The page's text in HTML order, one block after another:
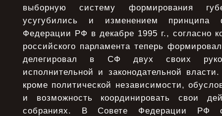
выборную систему формирования
усугубились и изменением принципа
Федерации РФ в декабре 1995 г., согласно
российского парламента теперь
делегировал в СФ двух своих
исполнительной и законодательной
кроме политической независимости,
и возможность координировать свои
собраниях. В Совете Федерации РФ